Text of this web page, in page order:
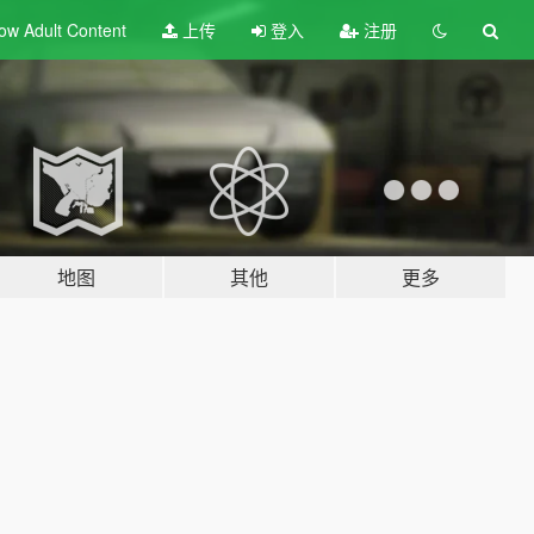
Adult Content 上传 登入 注册
地图 其他 更多